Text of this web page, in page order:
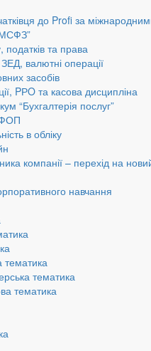
до Profi за
МСФЗ”
податків та права
валютні операції
засобів
PРO та касова дисципліна
“Бухгалтерія послуг”
ФОП
в обліку
компанії – перехід на новий
навчання
тематика
тематика
тематика